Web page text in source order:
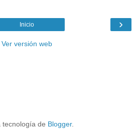
›
Inicio
Ver versión web
tecnología de Blogger.